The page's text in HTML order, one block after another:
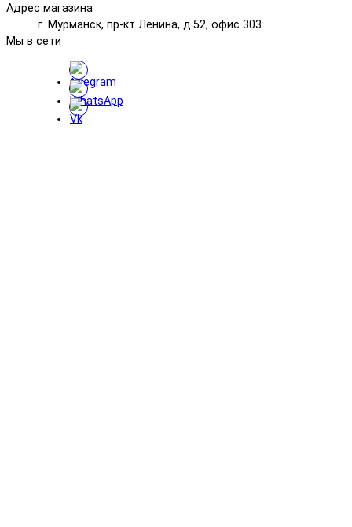
Адрес магазина
г. Мурманск, пр-кт Ленина, д.52, офис 303
Мы в сети